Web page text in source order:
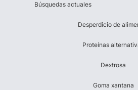
Búsquedas actuales
Desperdicio de
Proteínas
Dextrosa
Goma xantana